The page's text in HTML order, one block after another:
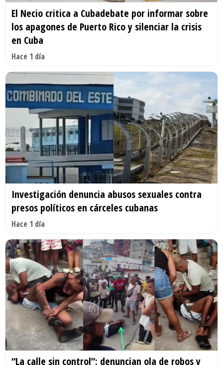
El Necio critica a Cubadebate por informar sobre
los apagones de Puerto Rico y silenciar la crisis
en Cuba
Hace 1 día
Investigación denuncia abusos sexuales contra
presos políticos en cárceles cubanas
Hace 1 día
“La calle sin control”: denuncian ola de robos y